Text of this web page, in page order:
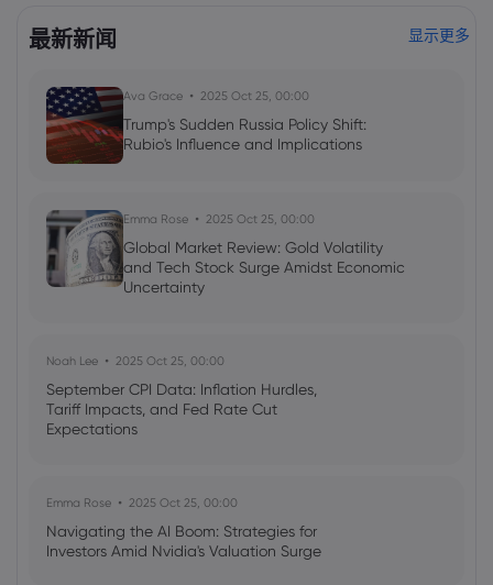
CFD Trading ETFs Cryptocurrencies
records for Tokyo, NY
Shares Indices Forex Commodities
最新新闻 显示更多
Ava Grace 2025 Oct 25, 00:00
Trump's Sudden Russia Policy Shift:
Rubio's Influence and Implications
Emma Rose 2025 Oct 25, 00:00
Global Market Review: Gold Volatility
and Tech Stock Surge Amidst Economic
Uncertainty
Noah Lee 2025 Oct 25, 00:00
September CPI Data: Inflation Hurdles,
Tariff Impacts, and Fed Rate Cut
Expectations
Emma Rose 2025 Oct 25, 00:00
Navigating the AI Boom: Strategies for
Investors Amid Nvidia's Valuation Surge